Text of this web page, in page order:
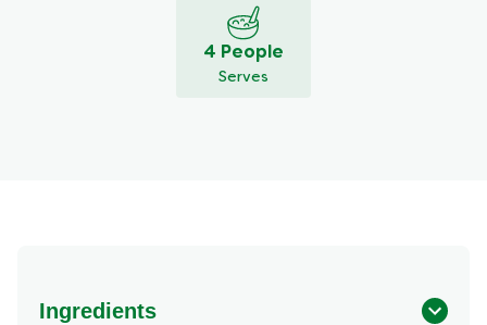
4 People
Serves
Ingredients